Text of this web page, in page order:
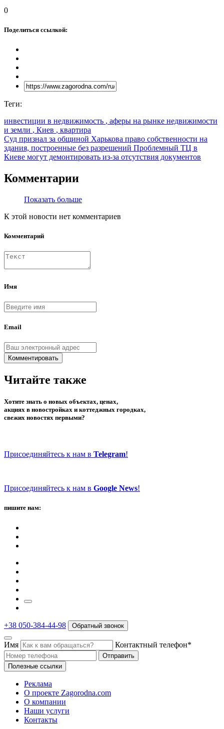
0
Поделиться ссылкой:
Теги:
инвестиции в недвижимость , аферы на рынке недвижимости
и земли , Киев , квартира
Суд признал за общиной Харькова право собственности на
здания, построенные без разрешений Проблемный ТЦ в
Киеве могут демонтировать из-за отсутствия документов
Комментарии
Показать больше
К этой новости нет комментариев
Комментарий
Имя
Email
Комментировать
Читайте также
Хотите знать о новых объектах, ценах,
акциях в новостройках и коттеджных городках,
свежих новостях первыми?
Присоединяйтесь к нам в Telegram!
Присоединяйтесь к нам в Google News!
пишите нам:
+38 050-384-44-98 Обратный звонок
Имя Контактный телефон*
Отправить
Полезные ссылки
Реклама
О проекте Zagorodna.com
О компании
Наши услуги
Контакты